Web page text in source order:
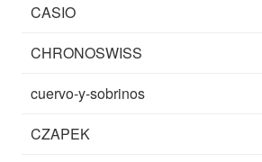
CASIO
CHRONOSWISS
cuervo-y-sobrinos
CZAPEK